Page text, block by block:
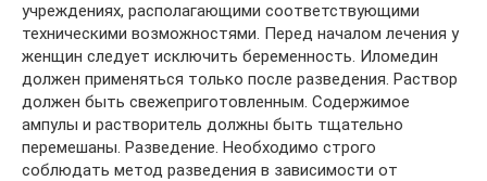
учреждениях, располагающими соответствующими
техническими возможностями. Перед началом лечения у
женщин следует исключить беременность. Иломедин
должен применяться только после разведения. Раствор
должен быть свежеприготовленным. Содержимое
ампулы и растворитель должны быть тщательно
перемешаны. Разведение. Необходимо строго
соблюдать метод разведения в зависимости от